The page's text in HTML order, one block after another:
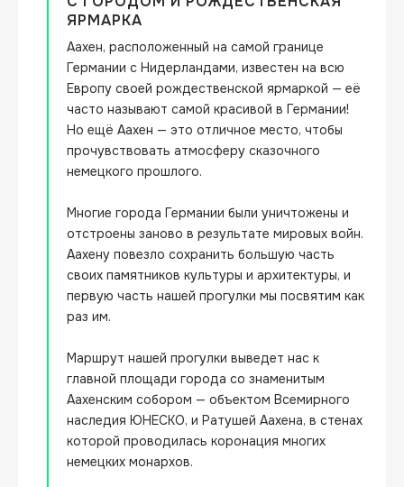
ЯРМАРКА
Аахен, расположенный на самой границе
Германии с Нидерландами, известен на всю
Европу своей рождественской ярмаркой — её
часто называют самой красивой в Германии!
Но ещё Аахен — это отличное место, чтобы
прочувствовать атмосферу сказочного
немецкого прошлого.
Многие города Германии были уничтожены и
отстроены заново в результате мировых войн.
Аахену повезло сохранить большую часть
своих памятников культуры и архитектуры, и
первую часть нашей прогулки мы посвятим как
раз им.
Маршрут нашей прогулки выведет нас к
главной площади города со знаменитым
Аахенским собором — объектом Всемирного
наследия ЮНЕСКО, и Ратушей Аахена, в стенах
которой проводилась коронация многих
немецких монархов.